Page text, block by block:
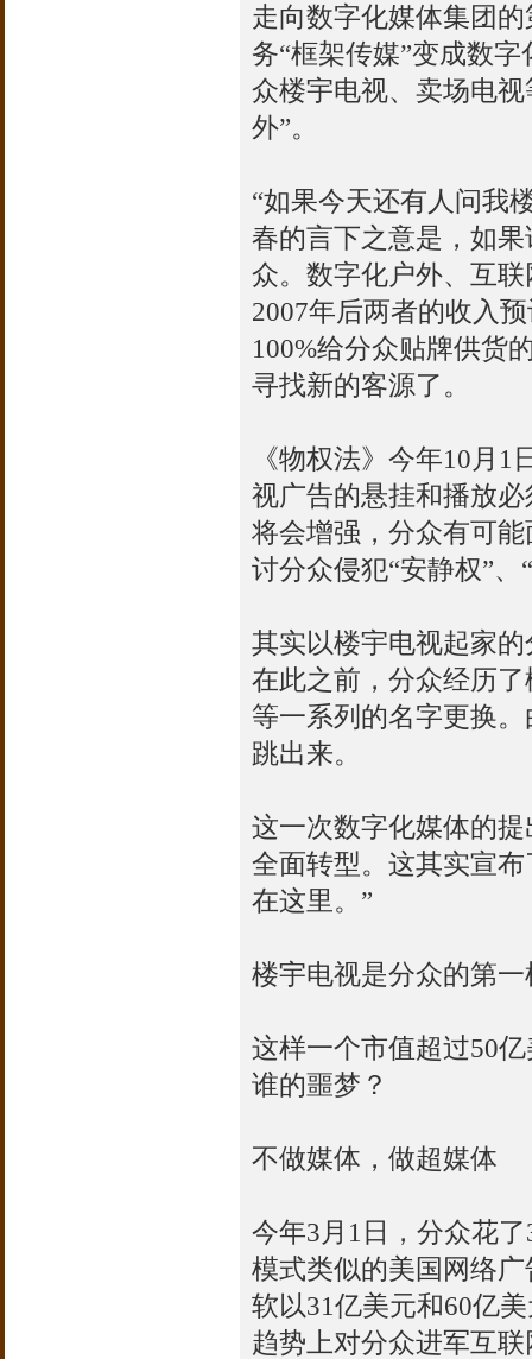
走向数字化媒体集团
务“框架传媒”变成数
众楼宇电视、卖场电
外”。
“如果今天还有人问我
春的言下之意是，如
众。数字化户外、互
2007年后两者的收入
100%给分众贴牌供货
寻找新的客源了。
《物权法》今年10月
视广告的悬挂和播放
将会增强，分众有可
讨分众侵犯“安静权”
其实以楼宇电视起家
在此之前，分众经历
等一系列的名字更换
跳出来。
这一次数字化媒体的
全面转型。这其实宣
在这里。”
楼宇电视是分众的第
这样一个市值超过50
谁的噩梦？
不做媒体，做超媒体
今年3月1日，分众花
模式类似的美国网络广
软以31亿美元和60亿
趋势上对分众进军互